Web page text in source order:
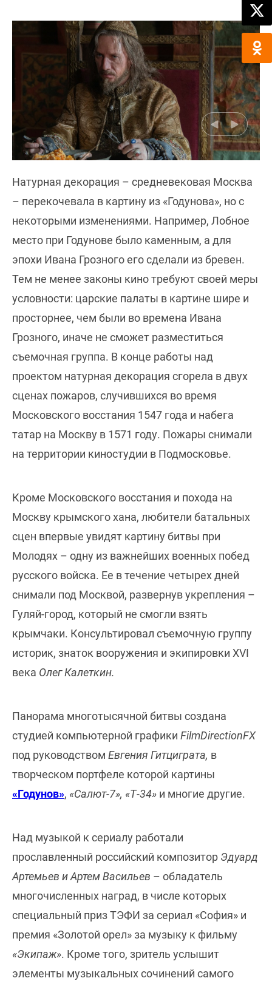
Натурная декорация – средневековая Москва
– перекочевала в картину из «Годунова», но с
некоторыми изменениями. Например, Лобное
место при Годунове было каменным, а для
эпохи Ивана Грозного его сделали из бревен.
Тем не менее законы кино требуют своей меры
условности: царские палаты в картине шире и
просторнее, чем были во времена Ивана
Грозного, иначе не сможет разместиться
съемочная группа. В конце работы над
проектом натурная декорация сгорела в двух
сценах пожаров, случившихся во время
Московского восстания 1547 года и набега
татар на Москву в 1571 году. Пожары снимали
на территории киностудии в Подмосковье.
Кроме Московского восстания и похода на
Москву крымского хана, любители батальных
сцен впервые увидят картину битвы при
Молодях – одну из важнейших военных побед
русского войска. Ее в течение четырех дней
снимали под Москвой, развернув укрепления –
Гуляй-город, который не смогли взять
крымчаки. Консультировал съемочную группу
историк, знаток вооружения и экипировки XVI
века Олег Калеткин.
Панорама многотысячной битвы создана
студией компьютерной графики FilmDirectionFX
под руководством Евгения Гитциграта, в
творческом портфеле которой картины
«Годунов», «Салют-7», «Т-34» и многие другие.
Над музыкой к сериалу работали
прославленный российский композитор Эдуард
Артемьев и Артем Васильев – обладатель
многочисленных наград, в числе которых
специальный приз ТЭФИ за сериал «София» и
премия «Золотой орел» за музыку к фильму
«Экипаж». Кроме того, зритель услышит
элементы музыкальных сочинений самого